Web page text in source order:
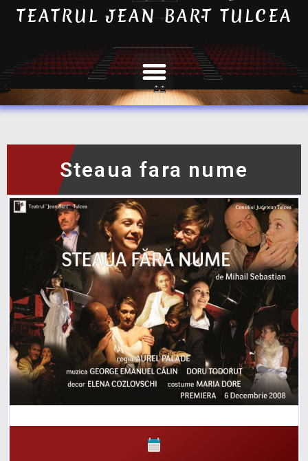
TEATRUL JEAN BART TULCEA
Steaua fara nume